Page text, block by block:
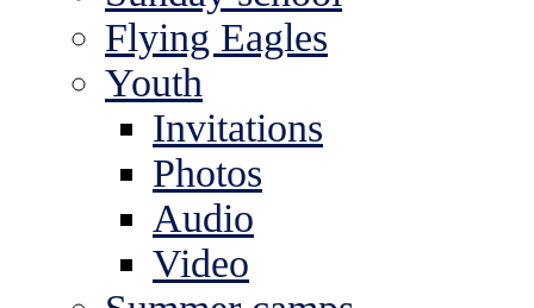
Flying Eagles
Youth
Invitations
Photos
Audio
Video